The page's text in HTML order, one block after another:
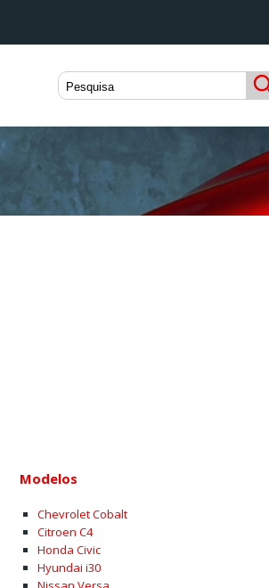
Modelos
Chevrolet Cobalt
Citroen C4
Honda Civic
Hyundai i30